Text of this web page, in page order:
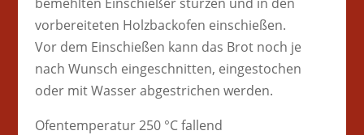
vorbereiteten Holzbackofen einschießen.
Vor dem Einschießen kann das Brot noch je
nach Wunsch eingeschnitten, eingestochen
oder mit Wasser abgestrichen werden.
Ofentemperatur 250 °C fallend